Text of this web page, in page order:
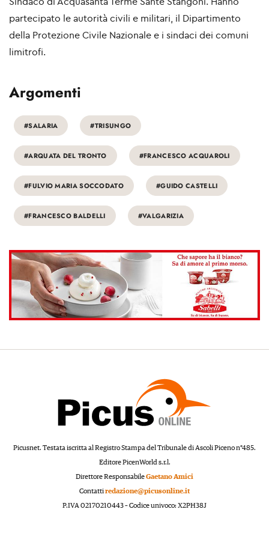
partecipato le autorità civili e militari, il Dipartimento
della Protezione Civile Nazionale e i sindaci dei comuni
limitrofi.
Argomenti
#SALARIA #TRISUNGO
#ARQUATA DEL TRONTO #FRANCESCO ACQUAROLI
#FULVIO MARIA SOCCODATO #GUIDO CASTELLI
#FRANCESCO BALDELLI #VALGARIZIA
Picusnet. Testata iscritta al Registro Stampa del Tribunale di Ascoli Piceno n°485.
Editore PicenWorld s.r.l.
Direttore ResponsabileGaetano Amici
Contattiredazione@picusonline.it
P.IVA 02170210443 – Codice univoco: X2PH38J